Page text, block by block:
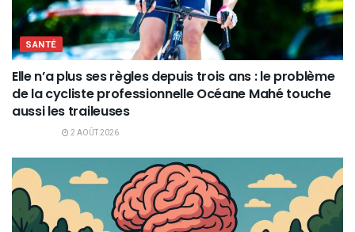
SANTÉ
Elle n’a plus ses règles depuis trois ans : le problème
de la cycliste professionnelle Océane Mahé touche
aussi les traileuses
2 AOÛT 2026